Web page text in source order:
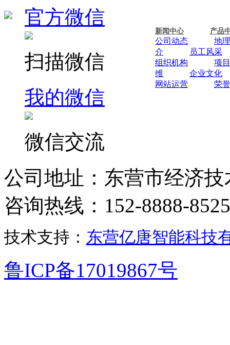
新闻中心 产品
公司动态
地
介
员工风采
组织机构
项
维
企业文化
网站运营
荣
官方微信
扫描微信
我的微信
微信交流
公司地址：东营市经济
咨询热线：152-8888-8525
技术支持： 东营亿唐智能科技
鲁ICP备17019867号